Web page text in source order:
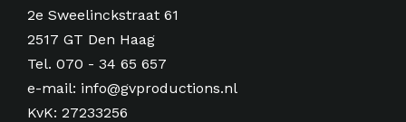
2e Sweelinckstraat 61
2517 GT Den Haag
Tel. 070 - 34 65 657
e-mail: info@gvproductions.nl
KvK: 27233256